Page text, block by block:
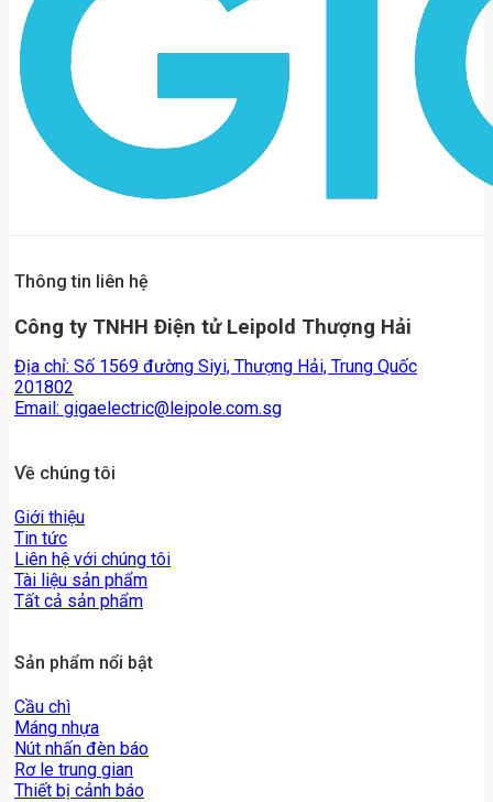
Thông tin liên hệ
Công ty TNHH Điện tử Leipold Thượng Hải
Địa chỉ: Số 1569 đường Siyi, Thượng Hải, Trung Quốc
201802
Email: gigaelectric@leipole.com.sg
Về chúng tôi
Giới thiệu
Tin tức
Liên hệ với chúng tôi
Tài liệu sản phẩm
Tất cả sản phẩm
Sản phẩm nổi bật
Cầu chì
Máng nhựa
Nút nhấn đèn báo
Rơ le trung gian
Thiết bị cảnh báo